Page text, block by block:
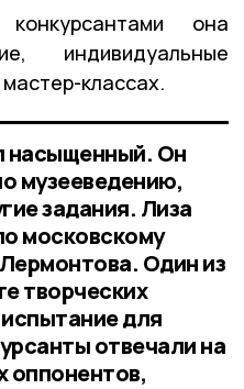
она
индивидуальные
классах.
насыщенный. Он
музееведению,
задания. Лиза
московскому
Один из
творческих
для
отвечали на
оппонентов,